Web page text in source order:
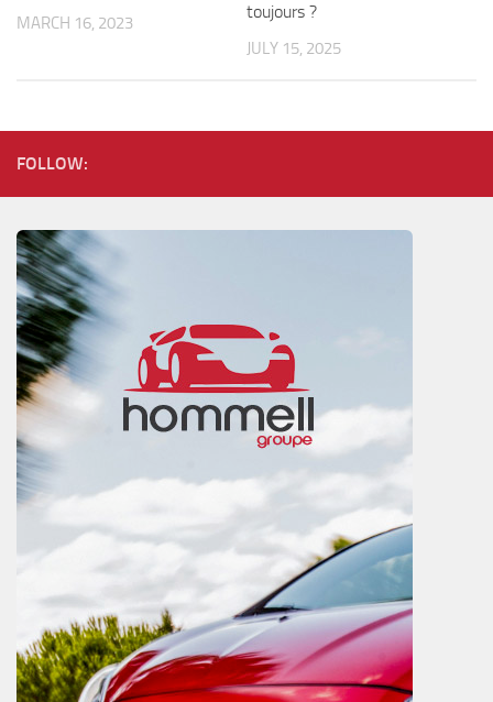
MARCH 16, 2023
toujours ?
JULY 15, 2025
FOLLOW: